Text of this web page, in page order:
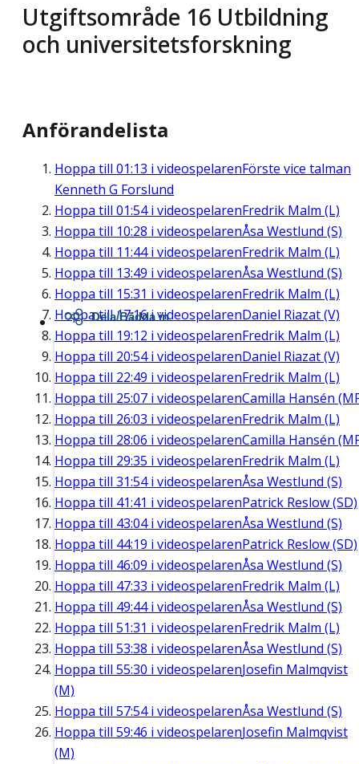
Utgiftsområde 16 Utbildning
och universitetsforskning
Anförandelista
Hoppa till 01:13 i videospelarenFörste vice talman
Kenneth G Forslund
Hoppa till 01:54i videospelarenFredrik Malm (L)
Hoppa till 10:28 i videospelarenÅsa Westlund (S)
Hoppa till 11:44i videospelarenFredrik Malm (L)
Hoppa till 13:49 i videospelarenÅsa Westlund (S)
Hoppa till 15:31 i videospelarenFredrik Malm (L)
Hoppa till17:16i videospelarenDaniel Riazat (V)
Hoppa till 19:12 i videospelarenFredrik Malm (L)
Hoppa till 20:54i videospelarenDaniel Riazat (V)
Hoppa till 22:49 i videospelarenFredrik Malm (L)
Hoppa till 25:07 i videospelarenCamilla Hansén
Hoppa till 26:03 i videospelarenFredrik Malm (L)
Hoppa till 28:06 i videospelarenCamilla Hansén
Hoppa till 29:35 i videospelarenFredrik Malm (L)
Hoppa till 31:54i videospelarenÅsa Westlund (S)
Hoppa till 41:41 i videospelarenPatrick Reslow (SD)
Hoppa till 43:04i videospelarenÅsa Westlund (S)
Hoppa till 44:19 i videospelarenPatrick Reslow (SD)
Hoppa till 46:09 i videospelarenÅsa Westlund (S)
Hoppa till 47:33 i videospelarenFredrik Malm (L)
Hoppa till 49:44i videospelarenÅsa Westlund (S)
Hoppa till 51:31 i videospelarenFredrik Malm (L)
Hoppa till 53:38 i videospelarenÅsa Westlund (S)
Hoppa till 55:30 i videospelarenJosefin Malmqvist
(M)
Hoppa till 57:54i videospelarenÅsa Westlund (S)
Hoppa till 59:46 i videospelarenJosefin Malmqvist
(M)
Dela/Bädda in